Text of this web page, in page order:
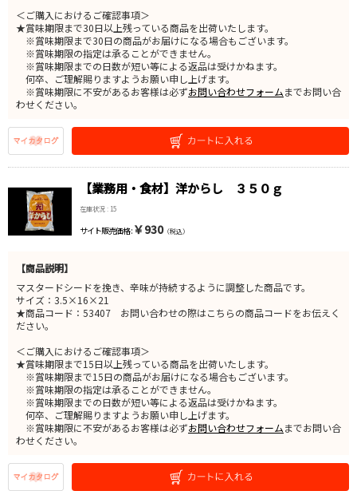
＜ご購入におけるご確認事項＞
★賞味期限まで30日以上残っている商品を出荷いたします。
※賞味期限まで30日の商品がお届けになる場合もございます。
※賞味期限の指定は承ることができません。
※賞味期限までの日数が短い等による返品は受けかねます。
何卒、ご理解賜りますようお願い申し上げます。
※賞味期限に不安があるお客様は必ずお問い合わせフォームまでお問い合
わせください。
【業務用・食材】洋からし ３５０ｇ
在庫状況 : 15
サイト販売価格 : ￥930（税込）
【商品説明】
マスタードシードを挽き、辛味が持続するように調整した商品です。
サイズ：3.5×16×21
★商品コード：53407 お問い合わせの際はこちらの商品コードをお伝えく
ださい。
＜ご購入におけるご確認事項＞
★賞味期限まで15日以上残っている商品を出荷いたします。
※賞味期限まで15日の商品がお届けになる場合もございます。
※賞味期限の指定は承ることができません。
※賞味期限までの日数が短い等による返品は受けかねます。
何卒、ご理解賜りますようお願い申し上げます。
※賞味期限に不安があるお客様は必ずお問い合わせフォームまでお問い合
わせください。